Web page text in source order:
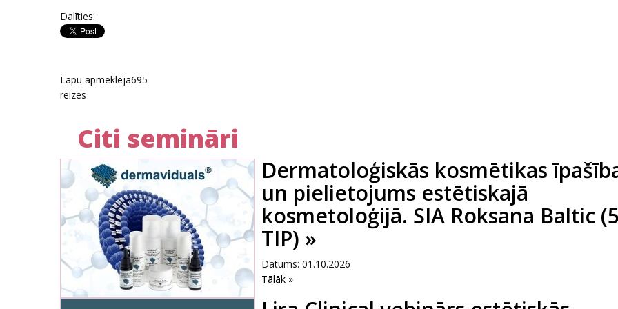
Dalīties:
Lapu apmeklēja695
reizes
Citi semināri
Dermatoloģiskās kosmētikas
un pielietojums estētiskajā
kosmetoloģijā. SIA Roksana Baltic
TIP) »
Datums: 01.10.2026
Tālāk »